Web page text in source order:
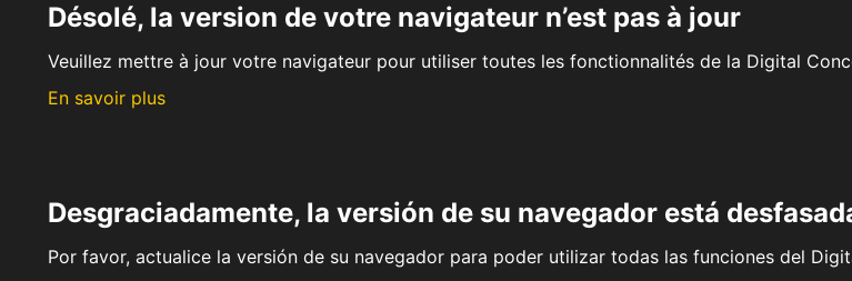
Désolé, la version de votre navigateur n’est pas à jour
Veuillez mettre à jour votre navigateur pour utiliser toutes les fonctionnalités de la Digital
En savoir plus
Desgraciadamente, la versión de su navegador está
Por favor, actualice la versión de su navegador para poder utilizar todas las funciones del